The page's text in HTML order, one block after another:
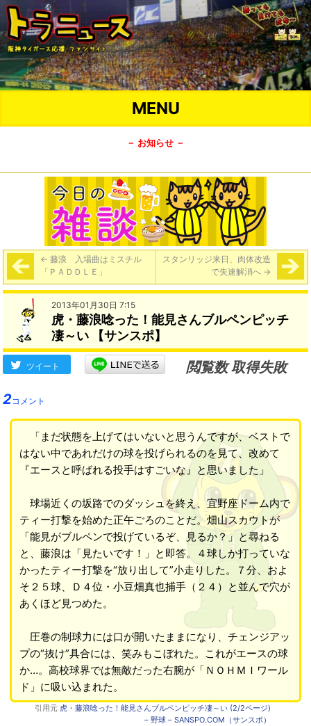
MENU
－ お知らせ －
← 藤浪 入場曲はミスチル
「ＰＡＤＤＬＥ」
スタンリッジ来日、肉体改造
で失速解消へ →
2013年01月30日 7:15
虎・藤浪唸った！能見さんブルペンピッチ
凄～い 【サンスポ】
ツイート
閲覧数 取得失敗
2コメント
「まだ状態を上げてはいないと思うんですが、ベストで
はない中であれだけの球を投げられるのを見て、改めて
『エースと呼ばれる投手はすごいな』と思いました」
球場近くの坂路でのダッシュを終え、宜野座ドーム内で
ティー打撃を始めた正午ごろのことだ。畑山スカウトが
「能見がブルペンで投げているぞ、見るか？」と尋ねる
と、藤浪は「見たいです！」と即答。４球しか打っていな
かったティー打撃を“放り出して”小走りした。７分、およ
そ２５球、Ｄ４位・小豆畑真也捕手（２４）と並んで穴が
あくほど見つめた。
圧巻の制球力には口が開いたままになり、チェンジアッ
プの“抜け”具合には、笑みもこぼれた。これがエースの球
か…。高校球界では無敵だった右腕が「ＮＯＨＭＩワール
ド」に吸い込まれた。
引用元 虎・藤浪唸った！能見さんブルペンピッチ凄～い (2/2ページ)
– 野球 – SANSPO.COM（サンスポ）